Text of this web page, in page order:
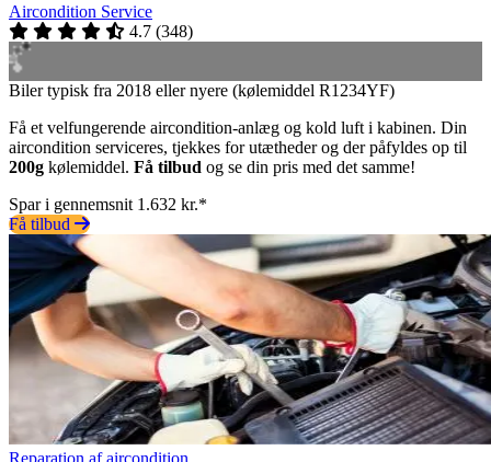
Aircondition Service
4.7 (348)
Biler typisk fra 2018 eller nyere (kølemiddel R1234YF)
Få et velfungerende aircondition-anlæg og kold luft i kabinen. Din
aircondition serviceres, tjekkes for utætheder og der påfyldes op til
200g kølemiddel. Få tilbud og se din pris med det samme!
Spar i gennemsnit 1.632 kr.*
Få tilbud
Reparation af aircondition